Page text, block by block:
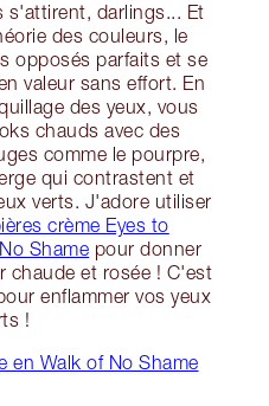
s'attirent, darlings... Et
des couleurs, le
opposés parfaits et se
valeur sans effort. En
des yeux, vous
chauds avec des
comme le pourpre,
qui contrastent et
verts. J'adore utiliser
crème Eyes to
Shame pour donner
chaude et rosée ! C'est
enflammer vos yeux
!
en Walk of No Shame